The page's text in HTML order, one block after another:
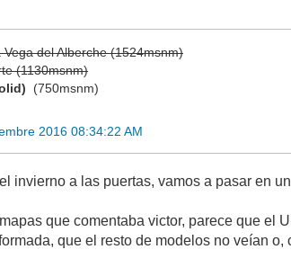
del Alberche (1524msnm)
(1130msnm)
(750msnm)
2016 08:34:22 AM
invierno a las puertas, vamos a pasar en
que comentaba victor, parece que el
que el resto de modelos no veían o,